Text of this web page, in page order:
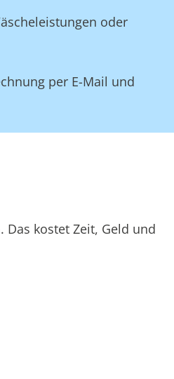
oder
per E-Mail und
kostet Zeit, Geld und